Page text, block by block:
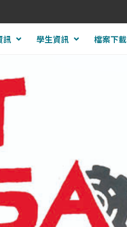
訊 學生資訊 檔案下載